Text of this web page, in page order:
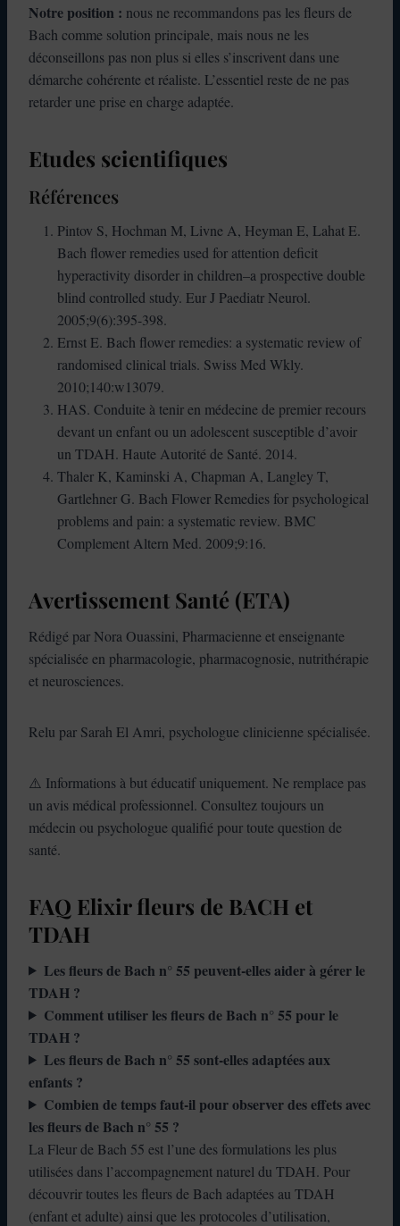
Notre position : nous ne recommandons pas les fleurs de
Bach comme solution principale, mais nous ne les
déconseillons pas non plus si elles s’inscrivent dans une
démarche cohérente et réaliste. L’essentiel reste de ne pas
retarder une prise en charge adaptée.
Etudes scientifiques
Références
Pintov S, Hochman M, Livne A, Heyman E, Lahat E.
Bach flower remedies used for attention deficit
hyperactivity disorder in children–a prospective double
blind controlled study. Eur J Paediatr Neurol.
2005;9(6):395-398.
Ernst E. Bach flower remedies: a systematic review of
randomised clinical trials. Swiss Med Wkly.
2010;140:w13079.
HAS. Conduite à tenir en médecine de premier recours
devant un enfant ou un adolescent susceptible d’avoir
un TDAH. Haute Autorité de Santé. 2014.
Thaler K, Kaminski A, Chapman A, Langley T,
Gartlehner G. Bach Flower Remedies for psychological
problems and pain: a systematic review. BMC
Complement Altern Med. 2009;9:16.
Avertissement Santé (ETA)
Rédigé par Nora Ouassini, Pharmacienne et enseignante
spécialisée en pharmacologie, pharmacognosie, nutrithérapie
et neurosciences.
Relu par Sarah El Amri, psychologue clinicienne spécialisée.
⚠️ Informations à but éducatif uniquement. Ne remplace pas
un avis médical professionnel. Consultez toujours un
médecin ou psychologue qualifié pour toute question de
santé.
FAQ Elixir fleurs de BACH et
TDAH
Les fleurs de Bach n° 55 peuvent-elles aider à gérer le
TDAH ?
Comment utiliser les fleurs de Bach n° 55 pour le
TDAH ?
Les fleurs de Bach n° 55 sont-elles adaptées aux
enfants ?
Combien de temps faut-il pour observer des effets avec
les fleurs de Bach n° 55 ?
La Fleur de Bach 55 est l’une des formulations les plus
utilisées dans l’accompagnement naturel du TDAH. Pour
découvrir toutes les fleurs de Bach adaptées au TDAH
(enfant et adulte) ainsi que les protocoles d’utilisation,